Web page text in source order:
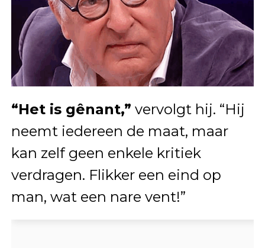
“Het is gênant,” vervolgt hij. “Hij
neemt iedereen de maat, maar
kan zelf geen enkele kritiek
verdragen. Flikker een eind op
man, wat een nare vent!”